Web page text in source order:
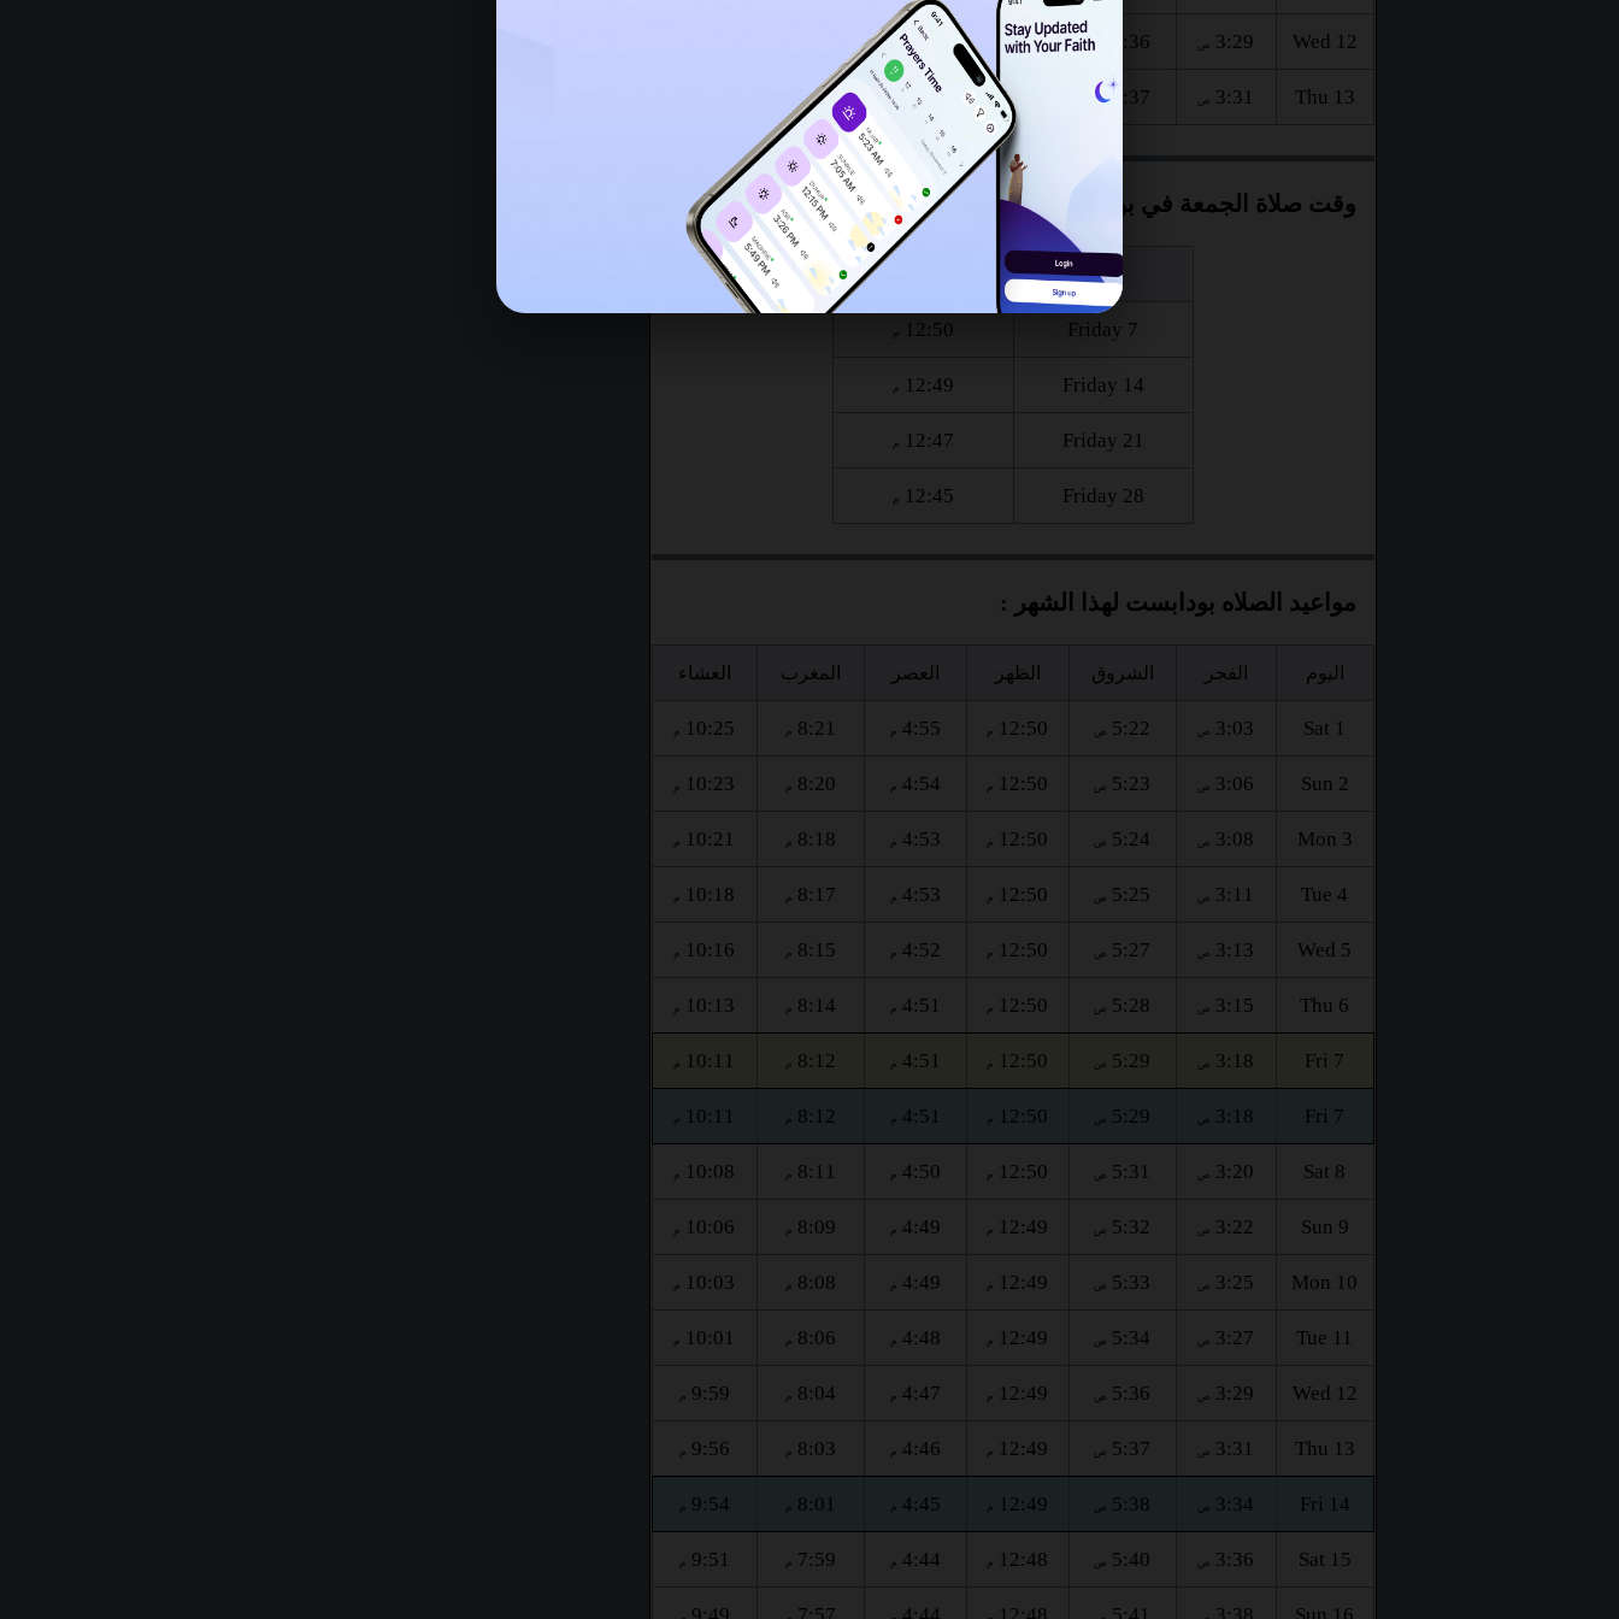
Wed 12
3:29 ص 5:36 ص 12:49
4:47
Thu 13
3:31 ص 5:37 ص 12:49 م 4:46 م 8:03
وقت صلاة الجمعة في بودابست :
اليوم صلاة الجمعة
Friday 7
12:50
Friday 14
12:49 م
Friday 21
12:47 م
Friday 28
12:45 م
مواعيد الصلاه بودابست لهذا الشهر :
اليوم الفجر الشروق الظهر العصر المغرب العشاء
Sat 1
3:03 ص 5:22 ص 12:50 م 4:55 م 8:21 م 10:25 م
Sun 2
3:06 ص 5:23 ص 12:50 م 4:54 م 8:20 م 10:23 م
Mon 3
3:08 ص 5:24 ص 12:50 م 4:53 م 8:18 م 10:21 م
Tue 4
3:11 ص 5:25 ص 12:50 م 4:53 م 8:17 م 10:18 م
Wed 5
3:13 ص 5:27 ص 12:50 م 4:52 م 8:15 م 10:16 م
Thu 6
3:15 ص 5:28 ص 12:50 م 4:51 م 8:14 م 10:13 م
Fri 7
3:18 ص 5:29 ص 12:50 م 4:51 م 8:12 م 10:11 م
Fri 7
3:18 ص 5:29 ص 12:50 م 4:51 م 8:12 م 10:11 م
Sat 8
3:20 ص 5:31 ص 12:50 م 4:50 م 8:11 م 10:08 م
Sun 9
3:22 ص 5:32 ص 12:49 م 4:49 م 8:09 م 10:06 م
Mon 10
3:25 ص 5:33 ص 12:49 م 4:49 م 8:08 م 10:03 م
Tue 11
3:27 ص 5:34 ص 12:49 م 4:48 م 8:06 م 10:01 م
Wed 12
3:29 ص 5:36 ص 12:49 م 4:47 م 8:04 م 9:59 م
Thu 13
3:31 ص 5:37 ص 12:49 م 4:46 م 8:03 م 9:56 م
Fri 14
3:34 ص 5:38 ص 12:49 م 4:45 م 8:01 م 9:54 م
Sat 15
3:36 ص 5:40 ص 12:48 م 4:44 م 7:59 م 9:51 م
Sun 16
3:38
5:41
12:48
4:44
7:57
9:49